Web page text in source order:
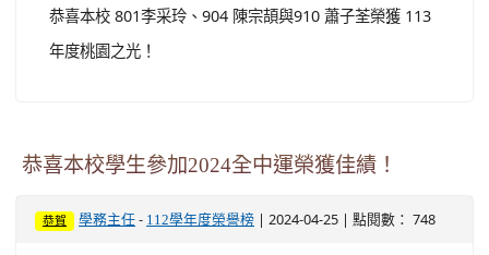
恭喜本校 801李采玲、904 陳宗頡與910 蕭子荃榮獲 113
年度桃園之光！
恭喜本校學生參加2024全中運榮獲佳績！
恭賀 學務主任 - 112學年度榮譽榜 | 2024-04-25 | 點閱數： 748